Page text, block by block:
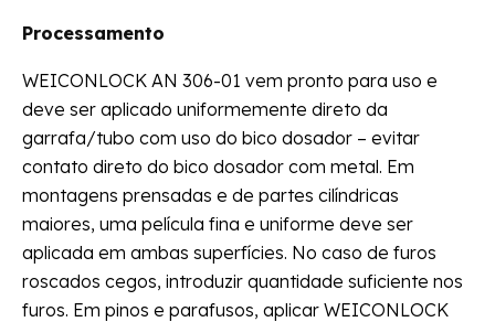
Processamento
WEICONLOCK AN 306-01 vem pronto para uso e
deve ser aplicado uniformemente direto da
garrafa/tubo com uso do bico dosador – evitar
contato direto do bico dosador com metal. Em
montagens prensadas e de partes cilíndricas
maiores, uma película fina e uniforme deve ser
aplicada em ambas superfícies. No caso de furos
roscados cegos, introduzir quantidade suficiente nos
furos. Em pinos e parafusos, aplicar WEICONLOCK